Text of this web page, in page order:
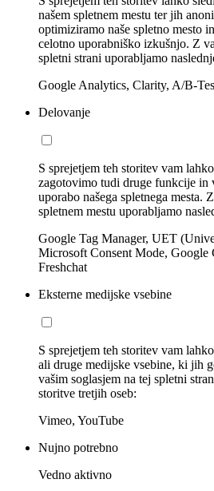
našem spletnem mestu ter jih
optimiziramo naše spletno mesto
celotno uporabniško izkušnjo. Z
spletni strani uporabljamo
Google Analytics, Clarity, A/B-
Delovanje
S sprejetjem teh storitev vam
zagotovimo tudi druge funkcije in
uporabo našega spletnega mesta.
spletnem mestu uporabljamo
Google Tag Manager, UET
Microsoft Consent Mode, Google
Freshchat
Eksterne medijske vsebine
S sprejetjem teh storitev vam
ali druge medijske vsebine, ki jih
vašim soglasjem na tej spletni
storitve tretjih oseb:
Vimeo, YouTube
Nujno potrebno
Vedno aktivno